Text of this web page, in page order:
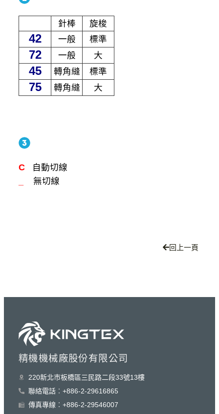
針棒 旋梭
42 ㆒般 標準
72 ㆒般 大
45 轉角縫 標準
75 轉角縫 大
C
自動切線
無切線
回上一頁
精機機械廠股份有限公司
220新北巿板橋區三民路二段33號13樓
聯絡電話︰+886-2-29616865
傳真專線︰+886-2-29546007